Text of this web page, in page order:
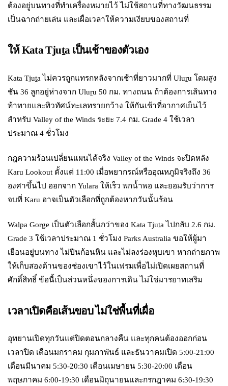
ต้องอยู่บนทางที่ทำเครื่องหมายไว้ ไม่ใช้สถานที่ทางวัฒนธรรม
เป็นฉากถ่ายเล่น และเผื่อเวลาให้ความเงียบของสถานที่
ให้ Kata Tjuṯa เป็นเช้าของตัวเอง
Kata Tjuṯa ไม่ควรถูกแทรกหลังจากเช้าที่ยาวมากที่ Uluṟu โดมสูง
ชัน 36 ลูกอยู่ห่างจาก Uluṟu 50 กม. ทางถนน ถ้าต้องการเส้นทาง
ท้าทายและทิวทัศน์ทะเลทรายกว้าง ให้กันเช้าที่อากาศเย็นไว้
สำหรับ Valley of the Winds ระยะ 7.4 กม. Grade 4 ใช้เวลา
ประมาณ 4 ชั่วโมง
กฎความร้อนเปลี่ยนแผนได้จริง Valley of the Winds จะปิดหลัง
Karu Lookout ตั้งแต่ 11:00 เมื่อพยากรณ์หรืออุณหภูมิจริงถึง 36
องศาขึ้นไป ออกจาก Yulara ให้เร็ว พกน้ำพอ และยอมรับว่าการ
จบที่ Karu อาจเป็นตัวเลือกที่ถูกต้องหากวันนั้นร้อน
Waḻpa Gorge เป็นตัวเลือกสั้นกว่าของ Kata Tjuṯa ไปกลับ 2.6 กม.
Grade 3 ใช้เวลาประมาณ 1 ชั่วโมง Parks Australia ขอให้ผู้มา
เยือนอยู่บนทาง ไม่ปีนก้อนหิน และไม่ลงร่องหุบเขา หากถ่ายภาพ
ให้เก็บสองด้านของช่องเขาไว้ในเฟรมเพื่อไม่เปิดเผยสถานที่
ศักดิ์สิทธิ์ ข้อนี้เป็นส่วนหนึ่งของการเดิน ไม่ใช่มารยาทเสริม
เวลาเปิดคือเส้นขอบ ไม่ใช่พื้นที่เผื่อ
อุทยานเปิดทุกวันแต่ปิดตอนกลางคืน และทุกคนต้องออกก่อน
เวลาปิด เดือนมกราคม กุมภาพันธ์ และธันวาคมเปิด 5:00-21:00
เดือนมีนาคม 5:30-20:30 เดือนเมษายน 5:30-20:00 เดือน
พฤษภาคม 6:00-19:30 เดือนมิถุนายนและกรกฎาคม 6:30-19:30